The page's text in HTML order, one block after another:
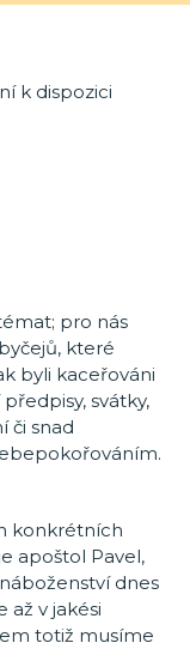
k dispozici
pro nás
které
byli kaceřováni
svátky,
či snad
konkrétních
apoštol Pavel,
dnes
až v jakési
totiž musíme